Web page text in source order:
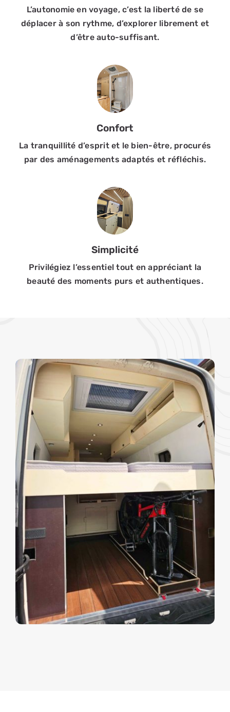
L’autonomie en voyage, c’est la liberté de se
déplacer à son rythme, d’explorer librement et
d’être auto-suffisant.
Confort
La tranquillité d’esprit et le bien-être, procurés
par des aménagements adaptés et réfléchis.
Simplicité
Privilégiez l’essentiel tout en appréciant la
beauté des moments purs et authentiques.